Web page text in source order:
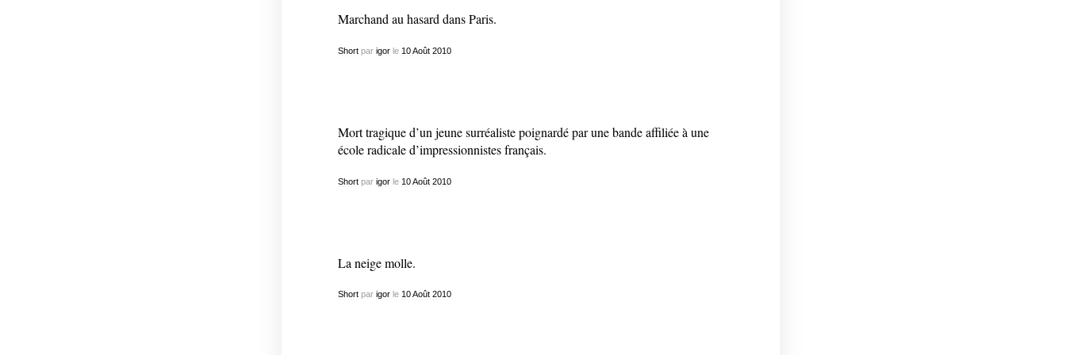
Marchand au hasard dans Paris.
Shortpar igorle 10 Août 2010
Mort tragique d’un jeune surréaliste poignardé par une bande affiliée à une
école radicale d’impressionnistes français.
Shortpar igorle 10 Août 2010
La neige molle.
Shortpar igorle 10 Août 2010